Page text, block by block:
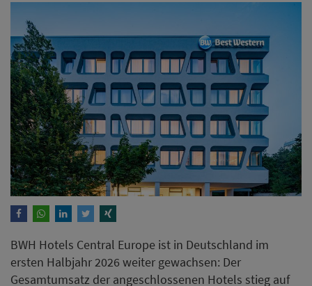
BWH Hotels Central Europe ist in Deutschland im
ersten Halbjahr 2026 weiter gewachsen: Der
Gesamtumsatz der angeschlossenen Hotels stieg auf